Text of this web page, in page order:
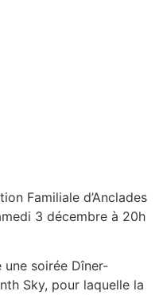
Familiale d’Anclades
3 décembre à 20h
soirée Dîner-
Sky, pour laquelle la